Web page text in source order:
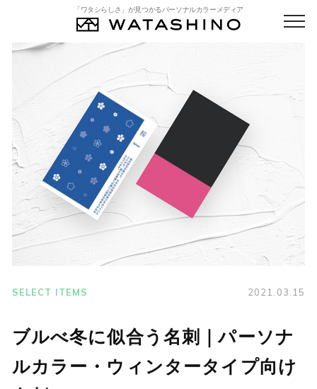
「ワタシらしさ」が見つかるパーソナルカラーメディア
SELECT ITEMS 2021.03.15
ブルべ冬に似合う名刺｜パーソナ
ルカラー・ウィンタータイプ向け